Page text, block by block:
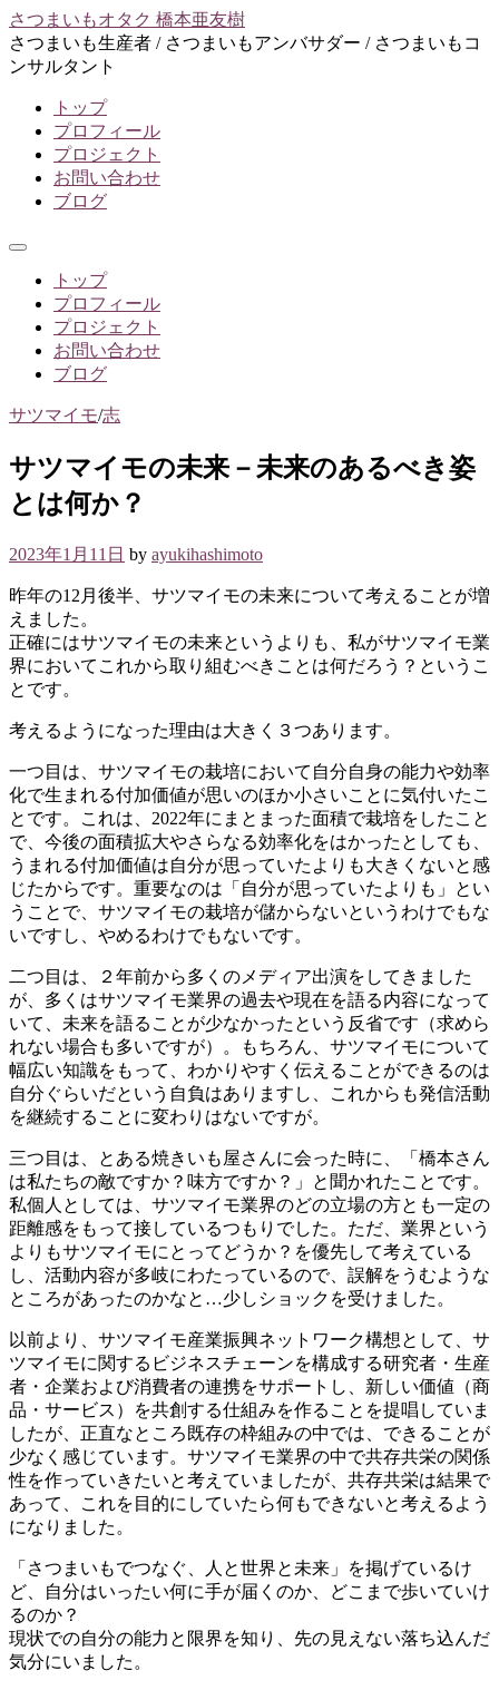
コ
ン
テ
さつまいもオタク 橋本亜友樹
さつまいも生産者 / さつまいもアンバサダー / さつまいもコ
ンサルタント
トップ
プロフィール
プロジェクト
お問い合わせ
ブログ
メ
トップ
プロフィール
プロジェクト
お問い合わせ
ブログ
サツマイモ/志
サツマイモの未来－未来のあるべき姿
とは何か？
2023年1月11日 by ayukihashimoto
昨年の12月後半、サツマイモの未来について考えることが増
えました。
正確にはサツマイモの未来というよりも、私がサツマイモ業
界においてこれから取り組むべきことは何だろう？というこ
とです。
考えるようになった理由は大きく３つあります。
一つ目は、サツマイモの栽培において自分自身の能力や効率
化で生まれる付加価値が思いのほか小さいことに気付いたこ
とです。これは、2022年にまとまった面積で栽培をしたこと
で、今後の面積拡大やさらなる効率化をはかったとしても、
うまれる付加価値は自分が思っていたよりも大きくないと感
じたからです。重要なのは「自分が思っていたよりも」とい
うことで、サツマイモの栽培が儲からないというわけでもな
いですし、やめるわけでもないです。
二つ目は、２年前から多くのメディア出演をしてきました
が、多くはサツマイモ業界の過去や現在を語る内容になって
いて、未来を語ることが少なかったという反省です（求めら
れない場合も多いですが）。もちろん、サツマイモについて
幅広い知識をもって、わかりやすく伝えることができるのは
自分ぐらいだという自負はありますし、これからも発信活動
を継続することに変わりはないですが。
三つ目は、とある焼きいも屋さんに会った時に、「橋本さん
は私たちの敵ですか？味方ですか？」と聞かれたことです。
私個人としては、サツマイモ業界のどの立場の方とも一定の
距離感をもって接しているつもりでした。ただ、業界という
よりもサツマイモにとってどうか？を優先して考えている
し、活動内容が多岐にわたっているので、誤解をうむような
ところがあったのかなと…少しショックを受けました。
以前より、サツマイモ産業振興ネットワーク構想として、サ
ツマイモに関するビジネスチェーンを構成する研究者・生産
者・企業および消費者の連携をサポートし、新しい価値（商
品・サービス）を共創する仕組みを作ることを提唱していま
したが、正直なところ既存の枠組みの中では、できることが
少なく感じています。サツマイモ業界の中で共存共栄の関係
性を作っていきたいと考えていましたが、共存共栄は結果で
あって、これを目的にしていたら何もできないと考えるよう
になりました。
「さつまいもでつなぐ、人と世界と未来」を掲げているけ
ど、自分はいったい何に手が届くのか、どこまで歩いていけ
るのか？
現状での自分の能力と限界を知り、先の見えない落ち込んだ
気分にいました。